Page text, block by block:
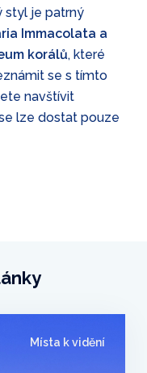
styl je patrný
Immacolata a
korálů, které
se s tímto
navštívit
lze dostat pouze
Místa k vidění